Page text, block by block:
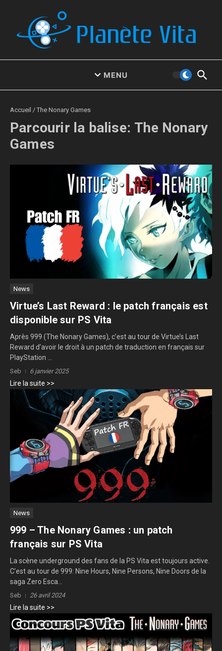
MENU
Accueil / The Nonary Games
Parcourir la balise: The Nonary
Games
News
Virtue’s Last Reward : le patch français est
disponible sur PS Vita
Après 999 (The Nonary Games), c’est au tour de Virtue’s Last
Reward d’avoir le droit à un patch de traduction en français sur
PlayStation ...
Seb 6 janvier 2025
Lire la suite >>
News
999 – The Nonary Games : un patch
français sur PS Vita
La scène underground des fans de la PS Vita est toujours active.
C’est au tour de 999: Nine Hours, Nine Persons, Nine Doors de la
saga Zero Esca...
Seb 26 avril 2024
Lire la suite >>